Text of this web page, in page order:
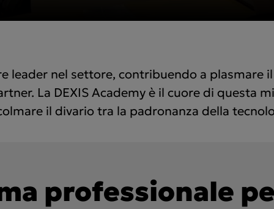
leader nel settore, contribuendo a
La DEXIS Academy è il cuore di questa
il divario tra la padronanza della
professionale